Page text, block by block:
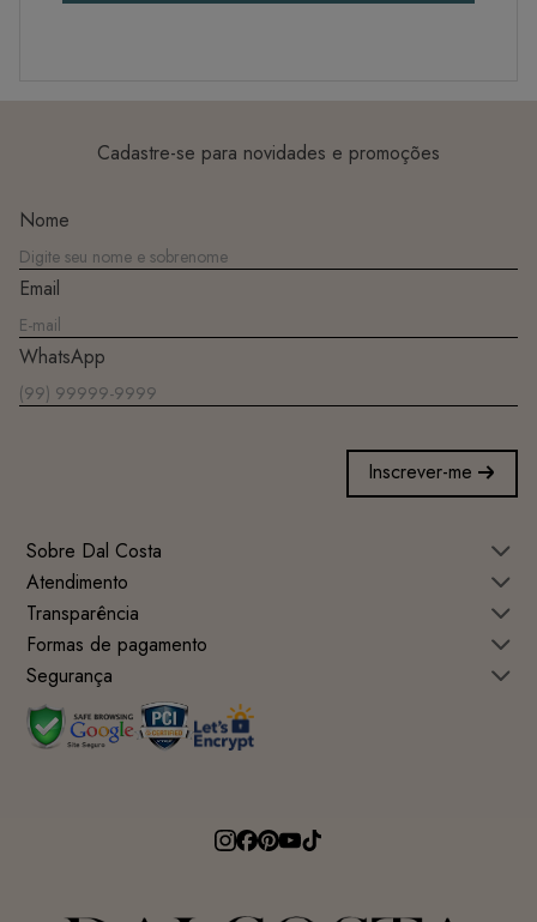
Cadastre-se para novidades e promoções
Nome
Email
WhatsApp
Inscrever-me
Sobre Dal Costa
Atendimento
Transparência
Formas de pagamento
Segurança